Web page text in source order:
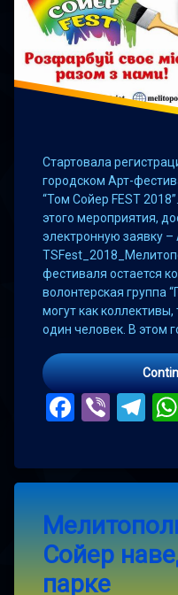
Стартовала
городском Арт-
“Том Сойер FEST
этого мероприятия,
электронную заявку
фестиваля остается
волонтерская группа
могут как
один человек. В этом
Viber
Сойер
парке
мелитополь
Том
a
Comment
on
Мелитопольский
Том